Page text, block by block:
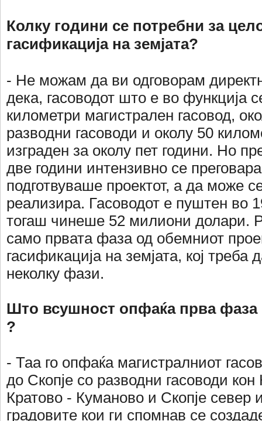
Колку години се потребни за
гасификација на земјата?
- Не можам да ви одговорам
дека, гасоводот што е во функција
километри магистрален гасовод,
разводни гасоводи и околу 50
изграден за околу пет години. Но
две години интензивно се
подготвуваше проектот, а да може
реализира. Гасоводот е пуштен во
тогаш чинеше 52 милиони долари.
само првата фаза од обемниот
гасификација на земјата, кој треба
неколку фази.
Што всушност опфаќа прва фаза
?
- Таа го опфаќа магистралниот
до Скопје со разводни гасоводи
Кратово - Куманово и Скопје север и
градовите кои ги спомнав се